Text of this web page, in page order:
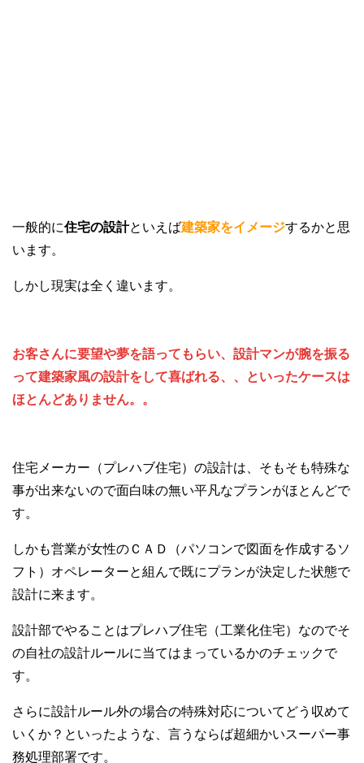
一般的に住宅の設計といえば建築家をイメージするかと思
います。
しかし現実は全く違います。
お客さんに要望や夢を語ってもらい、設計マンが腕を振る
って建築家風の設計をして喜ばれる、、といったケースは
ほとんどありません。。
住宅メーカー（プレハブ住宅）の設計は、そもそも特殊な
事が出来ないので面白味の無い平凡なプランがほとんどで
す。
しかも営業が女性のＣＡＤ（パソコンで図面を作成するソ
フト）オペレーターと組んで既にプランが決定した状態で
設計に来ます。
設計部でやることはプレハブ住宅（工業化住宅）なのでそ
の自社の設計ルールに当てはまっているかのチェックで
す。
さらに設計ルール外の場合の特殊対応についてどう収めて
いくか？といったような、言うならば超細かいスーパー事
務処理部署です。